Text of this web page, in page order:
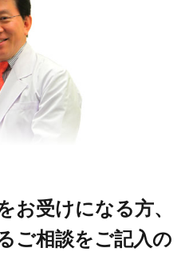
お受けになる方、
ご相談をご記入の